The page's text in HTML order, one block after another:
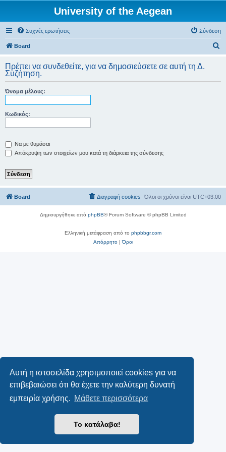
Αυτή η ιστοσελίδα χρησιμοποιεί cookies για να
επιβεβαιώσει ότι θα έχετε την καλύτερη δυνατή
εμπειρία χρήσης. Μάθετε περισσότερα
Το κατάλαβα!
University of the Aegean
Συχνές ερωτήσεις Σύνδεση
Board
ζ
Πρέπει να συνδεθείτε, για να δημοσιεύσετε σε αυτή τη Δ.
Συζήτηση.
Όνομα μέλους:
Κωδικός:
Να με θυμάσαι
Απόκρυψη των στοιχείων μου κατά τη διάρκεια της σύνδεσης
Board Όλοι οι χρόνοι είναι UTC+03:00
Διαγραφή cookies
Δημιουργήθηκε από phpBB® Forum Software © phpBB Limited
Ελληνική μετάφραση από το phpbbgr.com
Απόρρητο|Όροι